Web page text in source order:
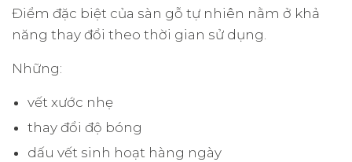
Điểm đặc biệt của sàn gỗ tự nhiên nằm ở khả
năng thay đổi theo thời gian sử dụng.
Những:
vết xước nhẹ
thay đổi độ bóng
dấu vết sinh hoạt hàng ngày